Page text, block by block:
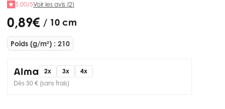
5.00/5Voir les avis (2)
0,89 € / 10 cm
Poids (g/m²) : 210
2x 3x
4x
Dès 50 € (sans frais)